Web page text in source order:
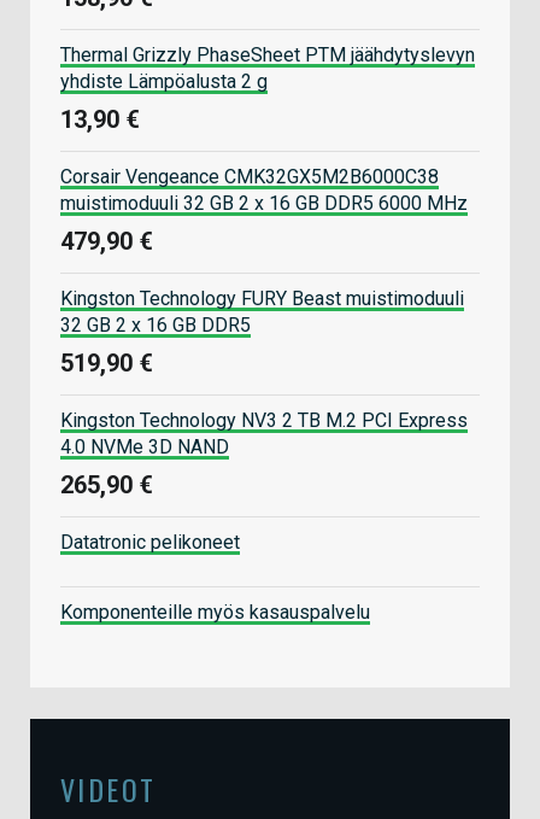
Thermal Grizzly PhaseSheet PTM jäähdytyslevyn
yhdiste Lämpöalusta 2 g
13,90 €
Corsair Vengeance CMK32GX5M2B6000C38
muistimoduuli 32 GB 2 x 16 GB DDR5 6000 MHz
479,90 €
Kingston Technology FURY Beast muistimoduuli
32 GB 2 x 16 GB DDR5
519,90 €
Kingston Technology NV3 2 TB M.2 PCI Express
4.0 NVMe 3D NAND
265,90 €
Datatronic pelikoneet
Komponenteille myös kasauspalvelu
VIDEOT